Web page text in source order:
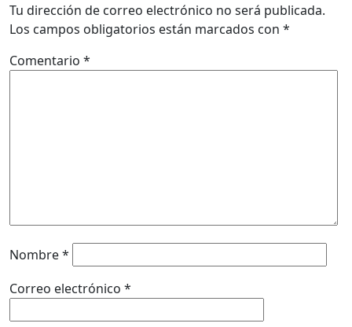
Tu dirección de correo electrónico no será publicada.
Los campos obligatorios están marcados con *
Comentario *
Nombre*
Correo electrónico *